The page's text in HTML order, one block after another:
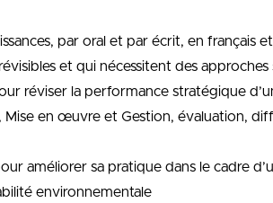
par oral et par écrit, en français
et qui nécessitent des
réviser la performance stratégique
en œuvre et Gestion, évaluation,
améliorer sa pratique dans le cadre
environnementale